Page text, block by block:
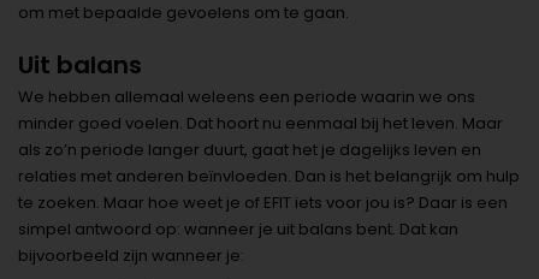
om met bepaalde gevoelens om te gaan.
Uit balans
We hebben allemaal weleens een periode waarin we ons
minder goed voelen. Dat hoort nu eenmaal bij het leven. Maar
als zo’n periode langer duurt, gaat het je dagelijks leven en
relaties met anderen beïnvloeden. Dan is het belangrijk om hulp
te zoeken. Maar hoe weet je of EFIT iets voor jou is? Daar is een
simpel antwoord op: wanneer je uit balans bent. Dat kan
bijvoorbeeld zijn wanneer je: